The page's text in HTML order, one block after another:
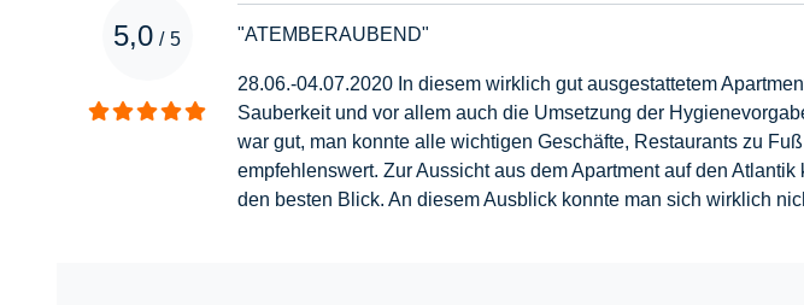
5,0 / 5 "ATEMBERAUBEND"
28.06.-04.07.2020 In diesem wirklich gut ausgestattetem
Sauberkeit und vor allem auch die Umsetzung der
war gut, man konnte alle wichtigen Geschäfte, Restaurants zu
empfehlenswert. Zur Aussicht aus dem Apartment auf den
den besten Blick. An diesem Ausblick konnte man sich wirklich